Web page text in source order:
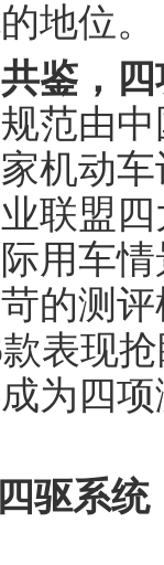
地位。
鉴，
由中
机动
联盟
用车
的测
表现
为四
驱系